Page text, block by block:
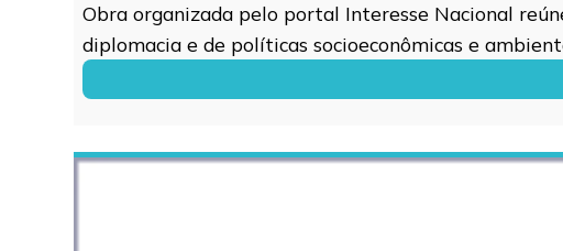
Obra organizada pelo portal Interesse Nacional
diplomacia e de políticas socioeconômicas e